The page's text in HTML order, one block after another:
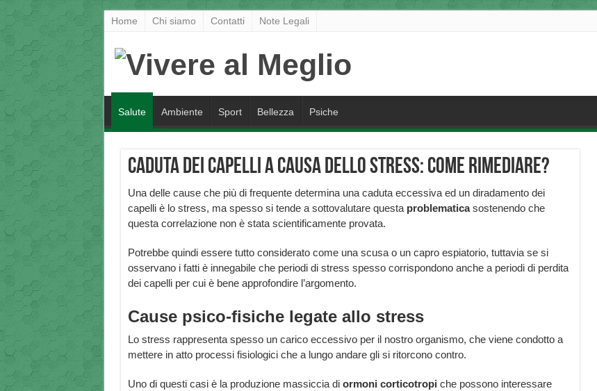
Home Chi siamo Contatti Note Legali
Salute Ambiente Sport Bellezza Psiche
Caduta dei capelli a causa dello stress: come rimediare?
Una delle cause che più di frequente determina una caduta eccessiva ed un diradamento dei
capelli è lo stress, ma spesso si tende a sottovalutare questa problematicasostenendo che
questa correlazione non è stata scientificamente provata.
Potrebbe quindi essere tutto considerato come una scusa o un capro espiatorio, tuttavia se si
osservano i fatti è innegabile che periodi di stress spesso corrispondono anche a periodi di perdita
dei capelli per cui è bene approfondire l’argomento.
Cause psico-fisiche legate allo stress
Lo stress rappresenta spesso un carico eccessivo per il nostro organismo, che viene condotto a
mettere in atto processi fisiologici che a lungo andare gli si ritorcono contro.
Uno di questi casi è la produzione massiccia di ormoni corticotropi che possono interessare